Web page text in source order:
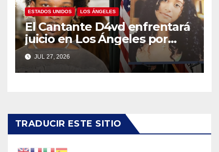
ESTADOS UNIDOS LOS ÁNGELES
El Cantante D4vd enfrentará
juicio en Los Ángeles por
asesinato de adolescente
salvadoreña
JUL 27, 2026
TRADUCIR ESTE SITIO